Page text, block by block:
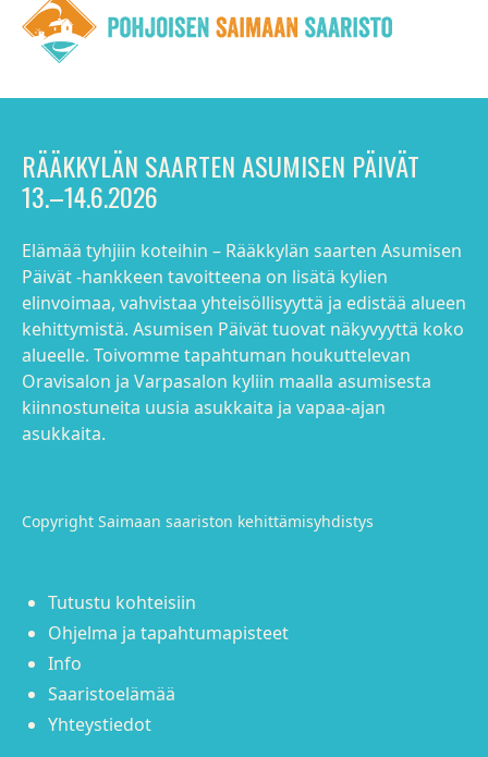
RÄÄKKYLÄN SAARTEN ASUMISEN PÄIVÄT
13.–14.6.2026
Elämää tyhjiin koteihin – Rääkkylän saarten Asumisen
Päivät -hankkeen tavoitteena on lisätä kylien
elinvoimaa, vahvistaa yhteisöllisyyttä ja edistää alueen
kehittymistä. Asumisen Päivät tuovat näkyvyyttä koko
alueelle. Toivomme tapahtuman houkuttelevan
Oravisalon ja Varpasalon kyliin maalla asumisesta
kiinnostuneita uusia asukkaita ja vapaa-ajan
asukkaita.
Copyright Saimaan saariston kehittämisyhdistys
Tutustu kohteisiin
Ohjelma ja tapahtumapisteet
Info
Saaristoelämää
Yhteystiedot